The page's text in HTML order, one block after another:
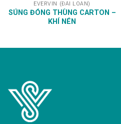
EVERVIN (ĐÀI LOAN)
SÚNG ĐÓNG THÙNG CARTON –
KHÍ NÉN